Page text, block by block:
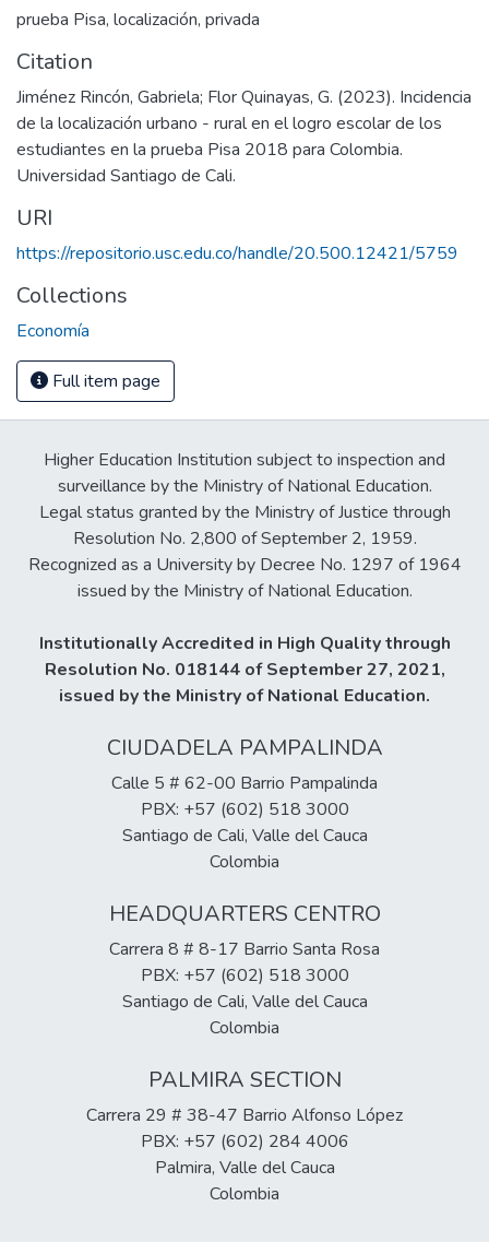
prueba Pisa, localización, privada
Citation
Jiménez Rincón, Gabriela; Flor Quinayas, G. (2023). Incidencia
de la localización urbano - rural en el logro escolar de los
estudiantes en la prueba Pisa 2018 para Colombia.
Universidad Santiago de Cali.
URI
https://repositorio.usc.edu.co/handle/20.500.12421/5759
Collections
Economía
Full item page
Higher Education Institution subject to inspection and
surveillance by the Ministry of National Education.
Legal status granted by the Ministry of Justice through
Resolution No. 2,800 of September 2, 1959.
Recognized as a University by Decree No. 1297 of 1964
issued by the Ministry of National Education.
Institutionally Accredited in High Quality through
Resolution No. 018144 of September 27, 2021,
issued by the Ministry of National Education.
CIUDADELA PAMPALINDA
Calle 5 # 62-00 Barrio Pampalinda
PBX: +57 (602) 518 3000
Santiago de Cali, Valle del Cauca
Colombia
HEADQUARTERS CENTRO
Carrera 8 # 8-17 Barrio Santa Rosa
PBX: +57 (602) 518 3000
Santiago de Cali, Valle del Cauca
Colombia
PALMIRA SECTION
Carrera 29 # 38-47 Barrio Alfonso López
PBX: +57 (602) 284 4006
Palmira, Valle del Cauca
Colombia